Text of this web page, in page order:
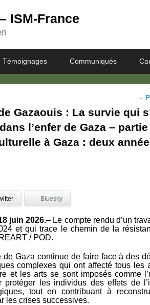
ISM-France
Témoignages Communiqués
←
Gazaouis : La survie qui
l’enfer de Gaza – partie
à Gaza : deux
Bluesky
juin 2026.– Le compte rendu d’un
et qui trace le chemin de la
/ POD.
Gaza continue de faire face à des
complexes qui ont affecté tous les
et les arts se sont imposés comme
protéger les individus des effets de
tout en contribuant à
les crises successives.